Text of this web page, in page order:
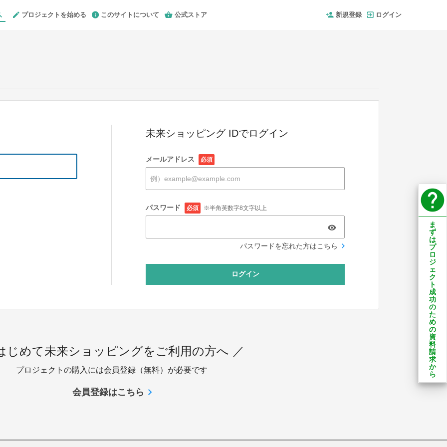
プロジェクトを始める このサイトについて 公式ストア 新規登録 ログイン
未来ショッピング IDでログイン
メールアドレス 必須
パスワード 必須 ※半角英数字8文字以上
パスワードを忘れた方はこちら
ログイン
じめて未来ショッピングをご利用の方へ ／
プロジェクトの購入には会員登録（無料）が必要です
会員登録はこちら
help
ま
ず
は
プ
ロ
ジ
ェ
ク
ト
成
功
の
た
め
の
資
料
請
求
か
ら